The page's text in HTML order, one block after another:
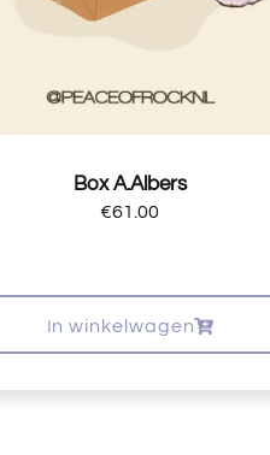
Box A.Albers
€61.00
In winkelwagen